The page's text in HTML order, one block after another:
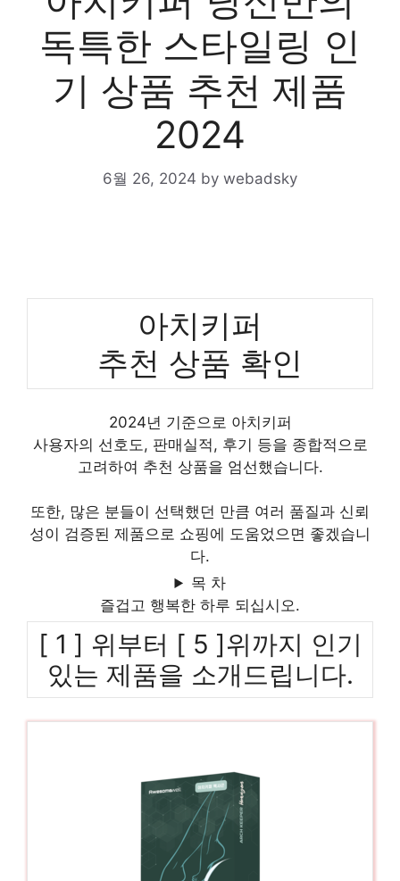
독특한 스타일링 인
기 상품 추천 제품
2024
6월 26, 2024 by webadsky
아치키퍼
추천 상품 확인
2024년 기준으로 아치키퍼
사용자의 선호도, 판매실적, 후기 등을 종합적으로
고려하여 추천 상품을 엄선했습니다.
또한, 많은 분들이 선택했던 만큼 여러 품질과 신뢰
성이 검증된 제품으로 쇼핑에 도움었으면 좋겠습니
다.
목 차
즐겁고 행복한 하루 되십시오.
[ 1 ] 위부터 [ 5 ]위까지 인기
있는 제품을 소개드립니다.